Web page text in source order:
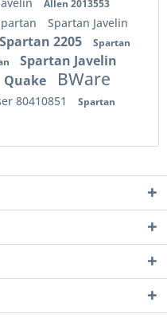
Allen 2013553
Spartan Javelin
Spartan 2205
Spartan
Spartan Javelin
Quake
BWare
80410851
Spartan